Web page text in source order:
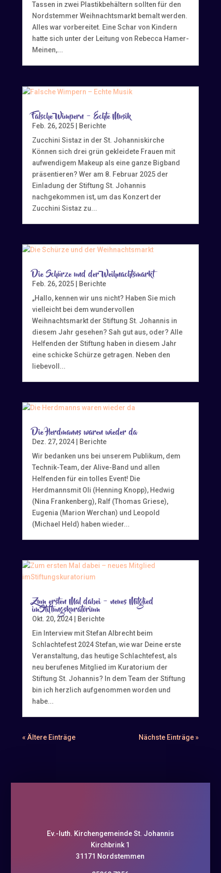
Tassen in zwei Plastikbehältern sollten für den
Nordstemmer Weihnachtsmarkt bemalt werden.
Alles war vorbereitet. Eine Schar von Kindern
hatte sich unter der Leitung von Rebecca Hamer-
Meinen,...
Falsche Wimpern – Echte Musik
Feb. 26, 2025| Berichte
Zucchini Sistaz in der St. Johanniskirche
Können sich drei grün gekleidete Frauen mit
aufwendigem Makeup als eine ganze Bigband
präsentieren? Wer am 8. Februar 2025 der
Einladung der Stiftung St. Johannis
nachgekommen ist, um das Konzert der
Zucchini Sistaz zu...
Die Schürze und der Weihnachtsmarkt
Feb. 26, 2025|
Berichte
„Hallo, kennen wir uns nicht? Haben Sie mich
vielleicht bei dem wundervollen
Weihnachtsmarkt der Stiftung St. Johannis in
diesem Jahr gesehen? Sah gut aus, oder? Alle
Helfenden der Stiftung haben in diesem Jahr
eine schicke Schürze getragen. Neben den
liebevoll...
Die Herdmanns waren wieder da
Dez. 27, 2024|
Berichte
Wir bedanken uns bei unserem Publikum, dem
Technik-Team, der Alive-Band und allen
Helfenden für ein tolles Event! Die
Herdmannsmit Oli (Henning Knopp), Hedwig
(Nina Frankenberg), Ralf (Thomas Griese),
Eugenia (Marion Werchan) und Leopold
(Michael Held) haben wieder...
Zum ersten Mal dabei – neues Mitglied
imStiftungskuratorium
Okt. 20, 2024|
Berichte
Ein Interview mit Stefan Albrecht beim
Schlachtefest 2024 Stefan, wie war Deine erste
Veranstaltung, das heutige Schlachtefest, als
neu berufenes Mitglied im Kuratorium der
Stiftung St. Johannis? In dem Team der Stiftung
bin ich herzlich aufgenommen worden und
habe...
« Ältere Einträge Nächste Einträge »
Ev.-luth. Kirchengemeinde St. Johannis
Kirchbrink 1
31171 Nordstemmen